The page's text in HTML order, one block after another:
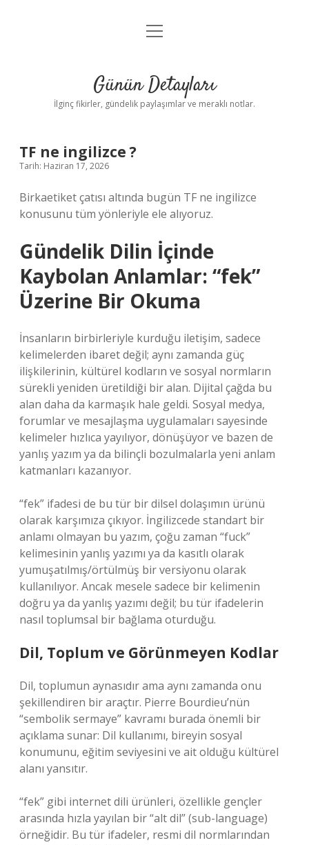
Gizlilik Politikası
Yasal Uyarı
menüyü
Günün Detayları
İlginç fikirler, gündelik paylaşımlar ve meraklı notlar.
TF ne ingilizce ?
Tarih: Haziran 17, 2026
Birkaetiket çatısı altında bugün TF ne ingilizce
konusunu tüm yönleriyle ele alıyoruz.
Gündelik Dilin İçinde
Kaybolan Anlamlar: “fek”
Üzerine Bir Okuma
İnsanların birbirleriyle kurduğu iletişim, sadece
kelimelerden ibaret değil; aynı zamanda güç
ilişkilerinin, kültürel kodların ve sosyal normların
sürekli yeniden üretildiği bir alan. Dijital çağda bu
alan daha da karmaşık hale geldi. Sosyal medya,
forumlar ve mesajlaşma uygulamaları sayesinde
kelimeler hızlıca yayılıyor, dönüşüyor ve bazen de
yanlış yazım ya da bilinçli bozulmalarla yeni anlam
katmanları kazanıyor.
“fek” ifadesi de bu tür bir dilsel dolaşımın ürünü
olarak karşımıza çıkıyor. İngilizcede standart bir
anlamı olmayan bu yazım, çoğu zaman “fuck”
kelimesinin yanlış yazımı ya da kasıtlı olarak
yumuşatılmış/örtülmüş bir versiyonu olarak
kullanılıyor. Ancak mesele sadece bir kelimenin
doğru ya da yanlış yazımı değil; bu tür ifadelerin
nasıl toplumsal bir bağlama oturduğu.
Dil, Toplum ve Görünmeyen Kodlar
Dil, toplumun aynasıdır ama aynı zamanda onu
şekillendiren bir araçtır. Pierre Bourdieu’nün
“sembolik sermaye” kavramı burada önemli bir
açıklama sunar: Dil kullanımı, bireyin sosyal
konumunu, eğitim seviyesini ve ait olduğu kültürel
alanı yansıtır.
“fek” gibi internet dili ürünleri, özellikle gençler
arasında hızla yayılan bir “alt dil” (sub-language)
örneğidir. Bu tür ifadeler, resmi dil normlarından